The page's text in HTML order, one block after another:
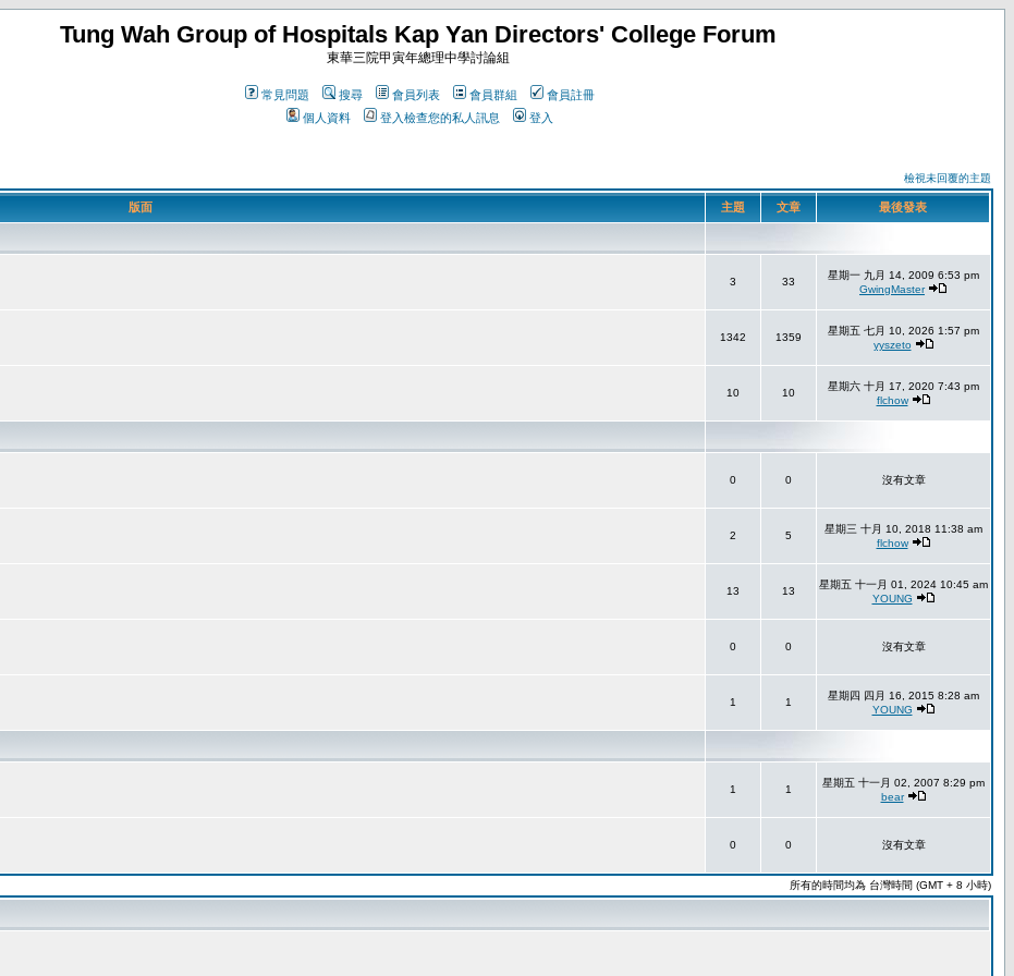
Tung Wah Group of Hospitals Kap Yan Directors' College Forum
東華三院甲寅年總理中學討論組
常見問題 搜尋 會員列表 會員群組
會員註冊
個人資料
登入檢查您的私人訊息 登入
檢視未回覆的主題
版面 主題 文章 最後發表
3 33
星期一 九月 14, 2009 6:53 pm
GwingMaster
1342 1359
星期五 七月 10, 2026 1:57 pm
yyszeto
10 10
星期六 十月 17, 2020 7:43 pm
flchow
0 0 沒有文章
2 5
星期三 十月 10, 2018 11:38 am
flchow
13 13
星期五 十一月 01, 2024 10:45 am
YOUNG
0 0 沒有文章
1 1
星期四 四月 16, 2015 8:28 am
YOUNG
1 1
星期五 十一月 02, 2007 8:29 pm
bear
0 0 沒有文章
所有的時間均為 台灣時間 (GMT + 8 小時)